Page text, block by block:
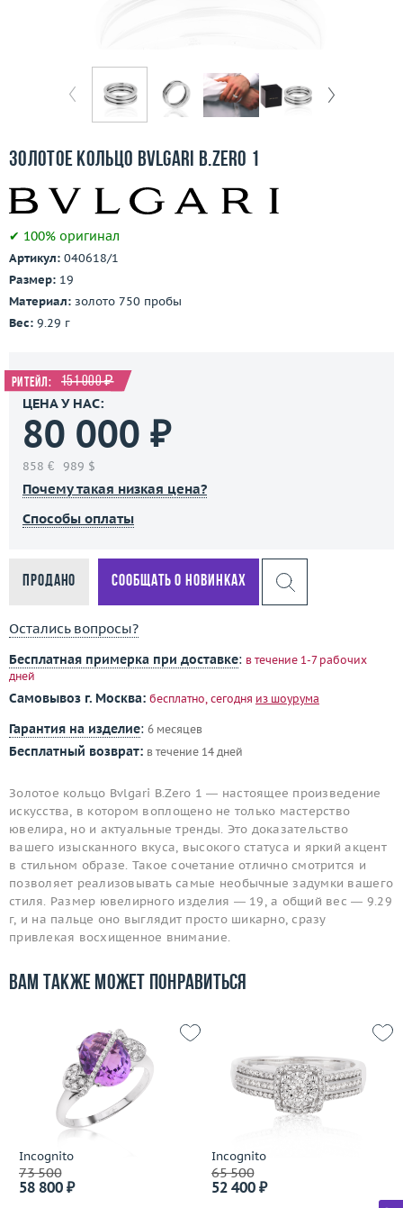
Покупка и оплата
3D-тур по шоуруму
Заказать звонок
Золотое кольцо Bvlgari B.Zero 1
✔ 100% оригинал
Артикул: 040618/1
Размер: 19
Материал: золото 750 пробы
Вес: 9.29 г
Ритейл: 151 000 ₽
ЦЕНА У НАС:
80 000 ₽
858 € 989 $
Почему такая низкая цена?
Способы оплаты
Продано Сообщать о новинках
Остались вопросы?
Бесплатная примерка при доставке: в течение 1-7 рабочих
дней
Самовывоз г. Москва: бесплатно, сегодня из шоурума
Гарантия на изделие: 6 месяцев
Бесплатный возврат: в течение 14 дней
Золотое кольцо Bvlgari B.Zero 1 — настоящее произведение
искусства, в котором воплощено не только мастерство
ювелира, но и актуальные тренды. Это доказательство
вашего изысканного вкуса, высокого статуса и яркий акцент
в стильном образе. Такое сочетание отлично смотрится и
позволяет реализовывать самые необычные задумки вашего
стиля. Размер ювелирного изделия — 19, а общий вес — 9.29
г, и на пальце оно выглядит просто шикарно, сразу
привлекая восхищенное внимание.
Вам также может понравиться
Incognito
73 500
58 800 ₽
Incognito
65 500
52 400 ₽